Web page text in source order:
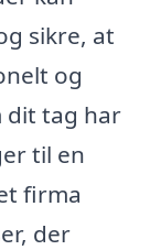
sikre, at
og
dit tag har
til en
firma
der